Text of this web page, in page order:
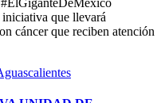
que llevará
cáncer que reciben atención